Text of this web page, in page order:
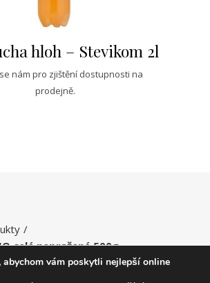
hloh – Stevikom 2l
nám pro zjištění dostupnosti na
prodejně.
celé nepražené 500g
abychom vám poskytli nejlepší online